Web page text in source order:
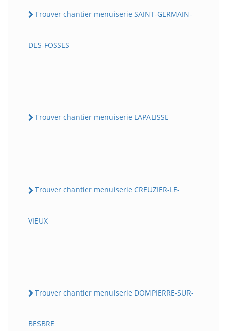
Trouver chantier menuiserie SAINT-GERMAIN-
DES-FOSSES
Trouver chantier menuiserie LAPALISSE
Trouver chantier menuiserie CREUZIER-LE-
VIEUX
Trouver chantier menuiserie DOMPIERRE-SUR-
BESBRE